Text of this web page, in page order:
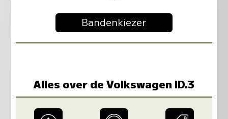
Bandenkiezer
Alles over de Volkswagen ID.3